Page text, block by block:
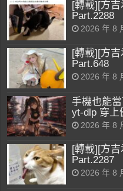
[轉載][方
Part.2288
2026 年 8
[轉載][方
Part.648
2026 年 8
手機也能
yt-dlp 穿上
2026 年 8
[轉載][方
Part.2287
2026 年 8